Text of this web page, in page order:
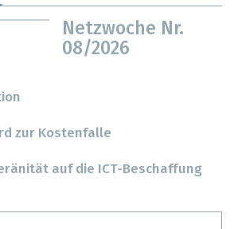
Netzwoche Nr.
08/2026
zur Kostenfalle
auf die ICT-Beschaffung